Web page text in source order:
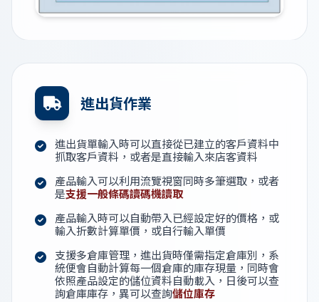
進出貨作業
進出貨單輸入時可以直接從已建立的客戶資料中
抓取客戶資料，或者是直接輸入來店客資料
產品輸入可以利用流覽視窗同時多筆選取，或者
是支援一般條碼讀碼機讀取
產品輸入時可以自動帶入已經設定好的價格，或
輸入折數計算單價，或自行輸入單價
支援多倉庫管理，進出貨時僅需指定倉庫別，系
統便會自動計算每一個倉庫的庫存現量，同時會
依照產品設定的儲位資料自動載入，日後可以查
詢倉庫庫存，異可以查詢儲位庫存